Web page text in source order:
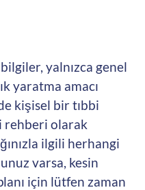
yalnızca genel
yaratma amacı
kişisel bir tıbbi
rehberi olarak
ilgili herhangi
varsa, kesin
için lütfen zaman